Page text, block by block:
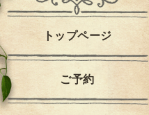
トップページ
ご予約